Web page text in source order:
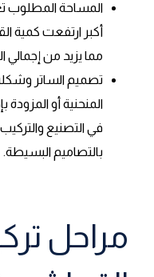
المساحة المطلوب
أكبر ارتفعت كمية
مما يزيد من إجمالي
تصميم الساتر
المنحنية أو المزودة
في التصنيع
بالتصاميم البسيطة.
مراحل